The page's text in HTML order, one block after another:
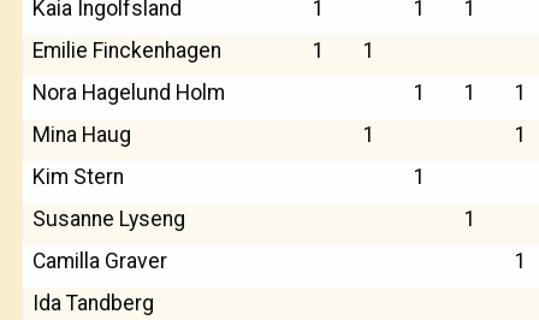
Kaia Ingolfsland 1 1
1
Emilie Finckenhagen
1
1
Nora Hagelund Holm
1 1
1
Mina Haug
1
1
Kim Stern
1
Susanne Lyseng
1
Camilla Graver
1
Ida Tandberg